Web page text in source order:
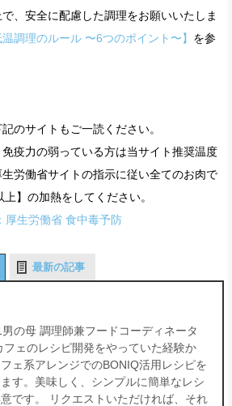
、安全に配慮した調理をお願いいたしま
温調理のルール 〜6つのポイント〜】 を参
のサイトもご一読ください。
疫力の弱っている方は当サイト推奨温度
労働省サイトの指示に従い全てのお肉で
】の加熱をしてください。
生労働省 食中毒予防
最新の記事
の母 調理師兼フードコーディネータ
フェのレシピ開発をやっていた経験か
ェ系アレンジでのBONIQ活用レシピを
す。美味しく、シンプルに簡単なレシ
です。 リクエストいただければ、それ